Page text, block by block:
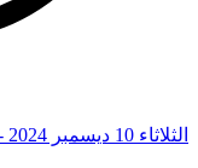
الثلاثاء 10 ديسمبر 2024 - 4:54